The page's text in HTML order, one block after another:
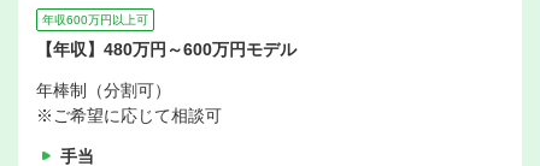
年収600万円以上可
【年収】480万円～600万円モデル
年棒制（分割可）
※ご希望に応じて相談可
手当